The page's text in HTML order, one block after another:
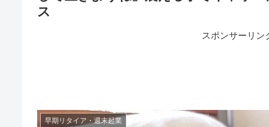
ス
スポンサーリン
早期リタイア・週末起業